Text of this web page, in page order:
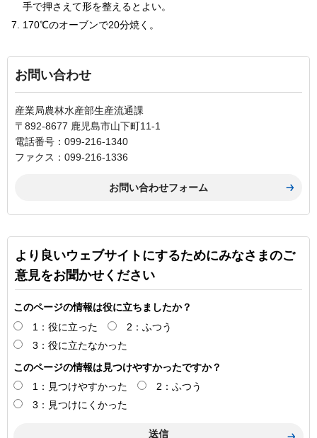
手で押さえて形を整えるとよい。
170℃のオーブンで20分焼く。
お問い合わせ
産業局農林水産部生産流通課
〒892-8677 鹿児島市山下町11-1
電話番号：099-216-1340
ファクス：099-216-1336
より良いウェブサイトにするためにみなさまのご
意見をお聞かせください
このページの情報は役に立ちましたか？
1：役に立った
2：ふつう
3：役に立たなかった
このページの情報は見つけやすかったですか？
1：見つけやすかった
2：ふつう
3：見つけにくかった